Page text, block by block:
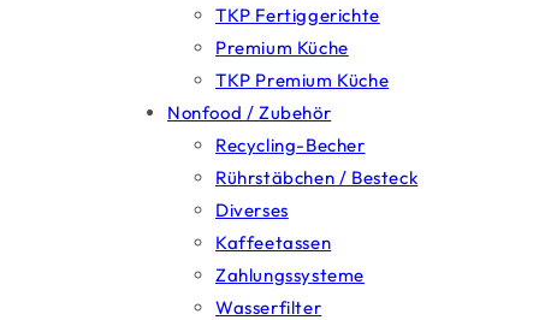
TKP Fertiggerichte
Premium Küche
TKP Premium Küche
Nonfood / Zubehör
Recycling-Becher
Rührstäbchen / Besteck
Diverses
Kaffeetassen
Zahlungssysteme
Wasserfilter